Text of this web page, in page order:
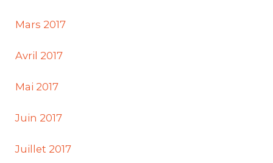
Mars 2017
Avril 2017
Mai 2017
Juin 2017
Juillet 2017